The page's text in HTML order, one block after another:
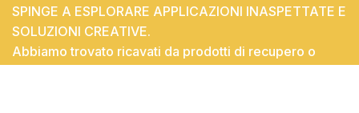
SPINGE A ESPLORARE APPLICAZIONI INASPETTATE E
SOLUZIONI CREATIVE.
Abbiamo trovato ricavati da prodotti di recupero o